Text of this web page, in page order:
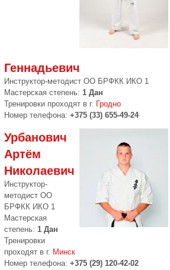
Геннадьевич
Инструкто­р-методист ОО БРФКК ИКО 1
Мастерская степень:1 Дан
Тренировки проходят в г. Гродно
Номер телефона:+375 (33) 655-49-24
Урбанович
Артём
Николаевич
Инструктор-
методист ОО
БРФКК ИКО 1
Мастерская
степень:1 Дан
Тренировки
проходят в г. Минск
Номер телефона:+375 (29) 120-42-02